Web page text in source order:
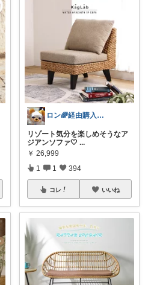
ロン🌈経由購入感謝です🙇‍♀️
リゾート気分を楽しめそうなア
ジアンソファ🤍 ...
￥ 26,999
1 1 394
コレ いいね